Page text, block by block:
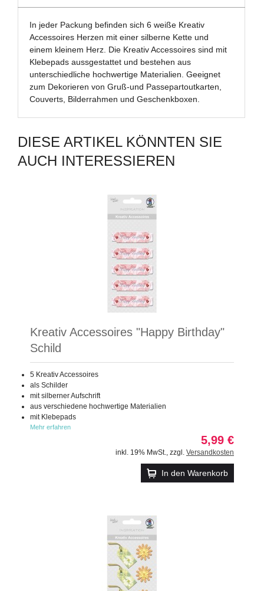
In jeder Packung befinden sich 6 weiße Kreativ
Accessoires Herzen mit einer silberne Kette und
einem kleinem Herz. Die Kreativ Accessoires sind mit
Klebepads aussgestattet und bestehen aus
unterschiedliche hochwertige Materialien. Geeignet
zum Dekorieren von Gruß-und Passepartoutkarten,
Couverts, Bilderrahmen und Geschenkboxen.
DIESE ARTIKEL KÖNNTEN SIE
AUCH INTERESSIEREN
Kreativ Accessoires "Happy Birthday"
Schild
5 Kreativ Accessoires
als Schilder
mit silberner Aufschrift
aus verschiedene hochwertige Materialien
mit Klebepads
Mehr erfahren
5,99 €
inkl. 19% MwSt. zzgl. Versandkosten
In den Warenkorb